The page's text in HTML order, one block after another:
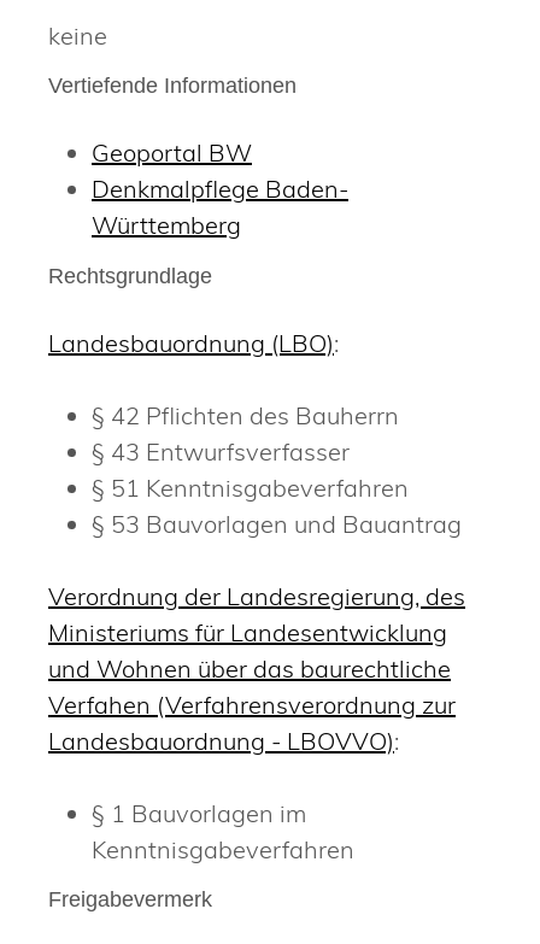
keine
Vertiefende Informationen
Geoportal BW
Denkmalpflege Baden-
Württemberg
Rechtsgrundlage
Landesbauordnung (LBO):
§ 42 Pflichten des Bauherrn
§ 43 Entwurfsverfasser
§ 51 Kenntnisgabeverfahren
§ 53 Bauvorlagen und Bauantrag
Verordnung der Landesregierung, des
Ministeriums für Landesentwicklung
und Wohnen über das baurechtliche
Verfahen (Verfahrensverordnung zur
Landesbauordnung - LBOVVO):
§ 1 Bauvorlagen im
Kenntnisgabeverfahren
Freigabevermerk